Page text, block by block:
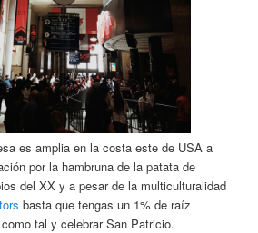
es amplia en la costa este de USA a
por la hambruna de la patata de
del XX y a pesar de la multiculturalidad
basta que tengas un 1% de raíz
tal y celebrar San Patricio.